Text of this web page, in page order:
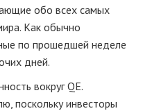
обо всех самых
Как обычно
по прошедшей неделе
дней.
вокруг QE.
поскольку инвесторы